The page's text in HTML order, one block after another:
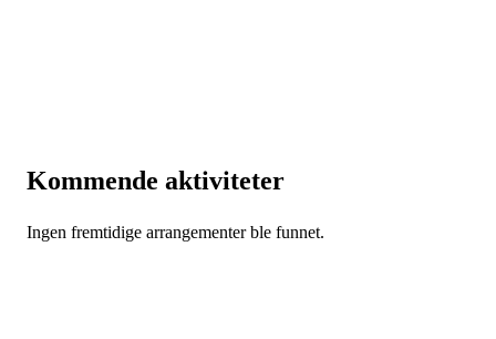
Kommende aktiviteter
Ingen fremtidige arrangementer ble funnet.